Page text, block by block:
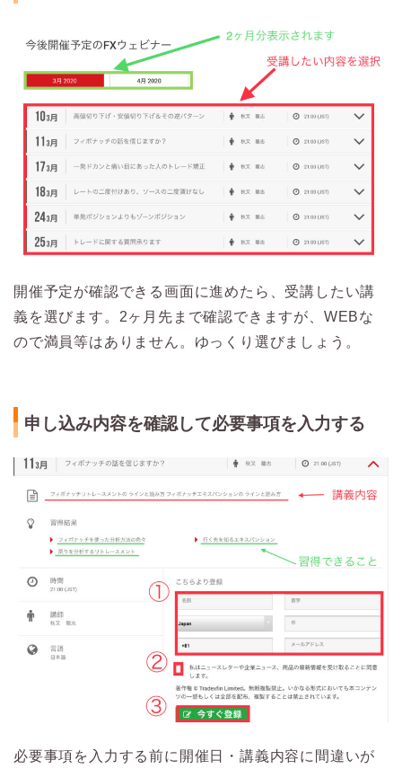
開催予定が確認できる画面に進めたら、受講したい講
義を選びます。2ヶ月先まで確認できますが、WEBな
ので満員等はありません。ゆっくり選びましょう。
申し込み内容を確認して必要事項を入力する
必要事項を入力する前に開催日・講義内容に間違いが